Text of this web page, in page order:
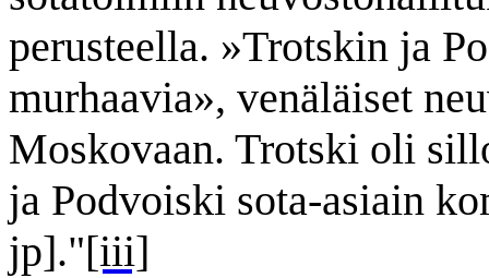
perusteella. »Trotskin ja
murhaavia», venäläiset
Moskovaan. Trotski oli
ja Podvoiski sota-asiain
jp]."[iii]